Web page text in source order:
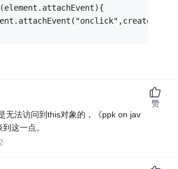
无法访问到this对象的，《ppk on jav
这一点。
赞